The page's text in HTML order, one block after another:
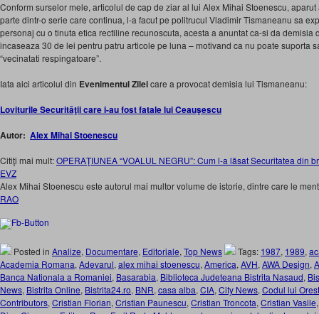
Conform surselor mele, articolul de cap de ziar al lui Alex Mihai Stoenescu,
parte dintr-o serie care continua, l-a facut pe politrucul Vladimir Tismaneanu sa
personaj cu o tinuta etica rectiline recunoscuta, acesta a anuntat ca-si da demisia
incaseaza 30 de lei pentru patru articole pe luna – motivand ca nu poate suporta
“vecinatati respingatoare”.
Iata aici articolul din Evenimentul Zileicare a provocat demisia lui Tismaneanu:
Loviturile Securităţii care i-au fost fatale lui Ceauşescu
Autor: Alex Mihai Stoenescu
Citiţi mai mult:OPERAŢIUNEA “VOALUL NEGRU”: Cum l-a lăsat Securitatea din
EVZ
Alex Mihai Stoenescu este autorul mai multor volume de istorie, dintre care le
RAO
Posted in Analize, Documentare, Editoriale, Top News Tags: 1987, 1989,
Academia Romana, Adevarul, alex mihai stoenescu, America, AVH, AWA Design,
Banca Nationala a Romaniei, Basarabia, Biblioteca Judeteana Bistrita Nasaud,
News, Bistrita Online, Bistrita24.ro, BNR, casa alba, CIA, City News, Codul lui
Contributors, Cristian Florian, Cristian Paunescu, Cristian Troncota, Cristian Vasile